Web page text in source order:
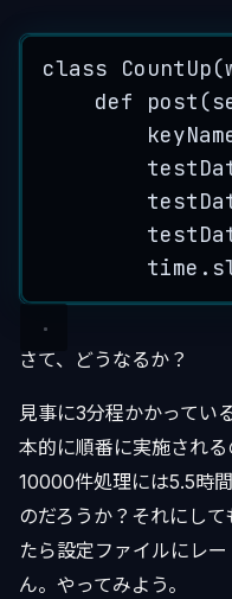
class CountUp(
def
post (
time .
さて、どうなるか？
見事に3分程かかってい
本的に順番に実施される
10000件処理には5.5時
のだろうか？それにし
たら設定ファイルにレ
ん。やってみよう。